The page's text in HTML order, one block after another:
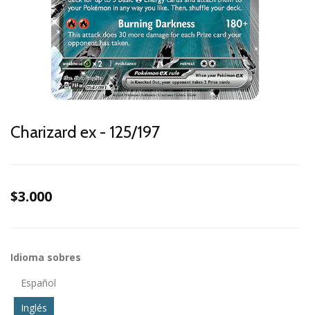
Charizard ex - 125/197
$3.000
Idioma sobres
Español
Inglés